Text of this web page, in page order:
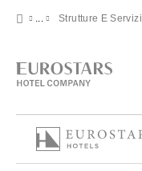
Strutture E Servizi